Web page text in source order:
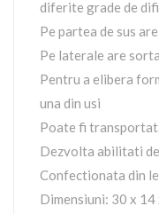
diferite grade de
Pe partea de sus
Pe laterale are
Pentru a elibera
una din usi
Poate fi
Dezvolta abilitati
Confectionata din
Dimensiuni: 30 x 14